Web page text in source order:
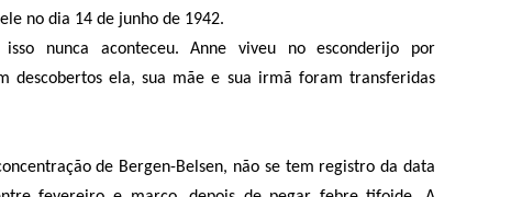
no dia 14 de junho de 1942.
nunca aconteceu. Anne viveu no esconderijo por
descobertos ela, sua mãe e sua irmã foram transferidas
de Bergen-Belsen, não se tem registro da data